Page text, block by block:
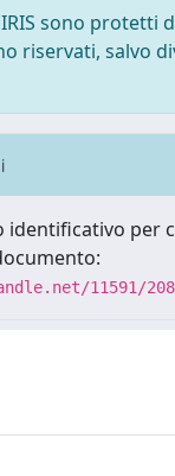
sono protetti
riservati, salvo
identificativo per
11591/